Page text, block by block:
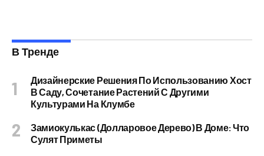
В Тренде
Дизайнерские Решения По Использованию Хост
В Саду, Сочетание Растений С Другими
Культурами На Клумбе
Замиокулькас (долларовое Дерево) В Доме: Что
Сулят Приметы